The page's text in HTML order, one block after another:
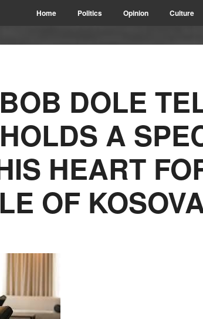
Home Politics Opinion Culture
DOLE
A
HEART
OF